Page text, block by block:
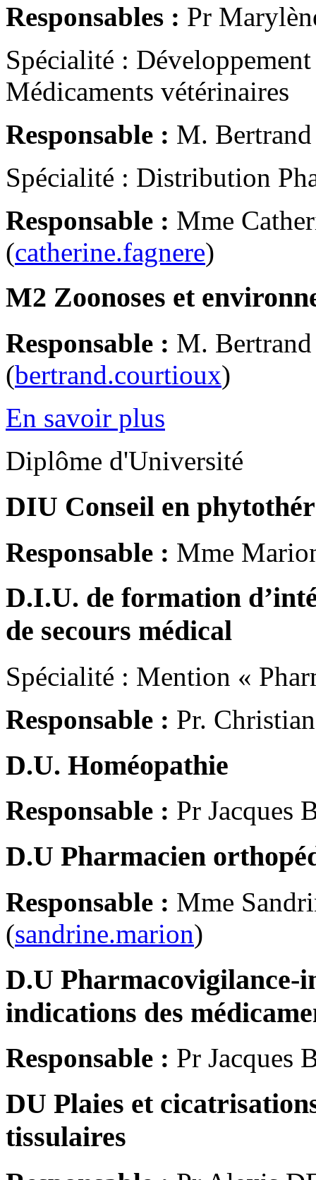
Responsables : Pr
Spécialité :
Médicaments vétérinaires
Responsable : M.
Spécialité : Distribution
Responsable : Mme
(catherine.fagnere)
M2 Zoonoses et
Responsable : M.
(bertrand.courtioux)
En savoir plus
Diplôme d'Université
DIU Conseil en
Responsable : Mme
D.I.U. de formation
de secours médical
Spécialité : Mention «
Responsable : Pr.
D.U. Homéopathie
Responsable : Pr Jacques
D.U Pharmacien
Responsable : Mme
(sandrine.marion)
D.U Pharmacovigilance-
indications des
Responsable : Pr Jacques
DU Plaies et
tissulaires